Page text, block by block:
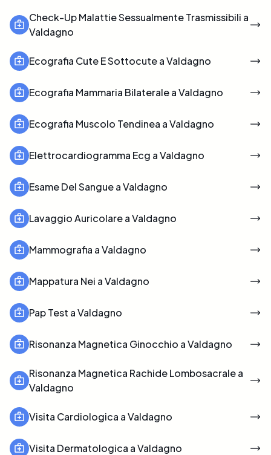
Check-Up Malattie Sessualmente Trasmissibili a
Valdagno
Ecografia Cute E Sottocute a Valdagno
Ecografia Mammaria Bilaterale a Valdagno
Ecografia Muscolo Tendinea a Valdagno
Elettrocardiogramma Ecg a Valdagno
Esame Del Sangue a Valdagno
Lavaggio Auricolare a Valdagno
Mammografia a Valdagno
Mappatura Nei a Valdagno
Pap Test a Valdagno
Risonanza Magnetica Ginocchio a Valdagno
Risonanza Magnetica Rachide Lombosacrale a
Valdagno
Visita Cardiologica a Valdagno
Visita Dermatologica a Valdagno